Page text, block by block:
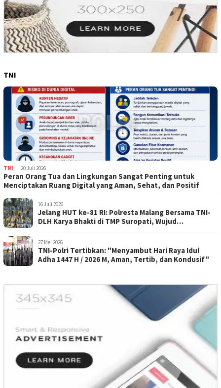
TNI
TNI, 20 Juli 2026
Peran Orang Tua dan Lingkungan Sangat Penting untuk
Menciptakan Ruang Digital yang Aman, Sehat, dan Positif
16 Juli 2026
Jelang HUT ke-81 RI: Polresta Malang Bersama TNI-
DLH Karya Bhakti di TMP Suropati, Wujud
27 Mei 2026
TNI-Polri Tertibkan: "Menyambut Hari Raya Idul
Adha 1447 H / 2026 M, Aman, Tertib, dan Kondusif"